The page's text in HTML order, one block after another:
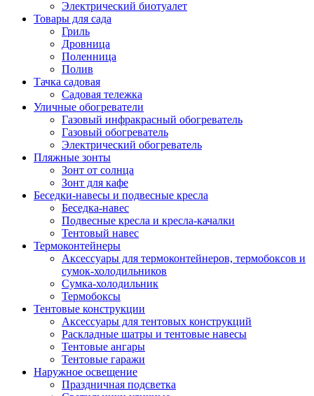
Электрический биотуалет
Товары для сада
Гриль
Дровница
Поленница
Полив
Тачка садовая
Садовая тележка
Уличные обогреватели
Газовый инфракрасный обогреватель
Газовый обогреватель
Электрический обогреватель
Пляжные зонты
Зонт от солнца
Зонт для кафе
Беседки-навесы и подвесные кресла
Беседка-навес
Подвесные кресла и кресла-качалки
Тентовый навес
Термоконтейнеры
Аксессуары для термоконтейнеров, термобоксов и
сумок-холодильников
Сумка-холодильник
Термобоксы
Тентовые конструкции
Аксессуары для тентовых конструкций
Раскладные шатры и тентовые навесы
Тентовые ангары
Тентовые гаражи
Наружное освещение
Праздничная подсветка